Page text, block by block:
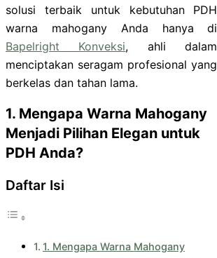
solusi terbaik untuk kebutuhan PDH
warna mahogany Anda hanya di
Bapelright Konveksi, ahli dalam
menciptakan seragam profesional yang
berkelas dan tahan lama.
1. Mengapa Warna Mahogany
Menjadi Pilihan Elegan untuk
PDH Anda?
Daftar Isi
1. Mengapa Warna Mahogany